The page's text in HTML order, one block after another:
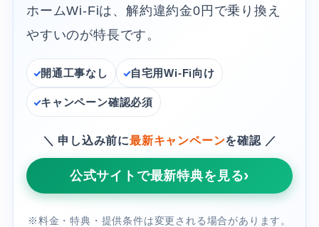
ホームWi-Fiは、解約違約金0円で乗り換え
やすいのが特長です。
開通工事なし 自宅用Wi-Fi向け
キャンペーン確認必須
＼ 申し込み前に最新キャンペーンを確認 ／
公式サイトで最新特典を見る
※料金・特典・提供条件は変更される場合があります。